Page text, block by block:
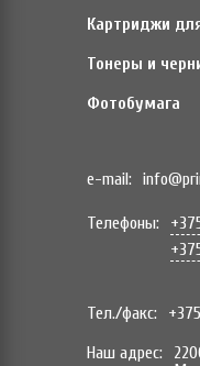
Картриджи
Тонеры и
Фотобумага
e-mail:
Телефоны:
Тел./факс:
Наш адрес: